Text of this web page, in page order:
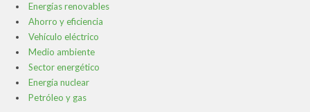
Energías renovables
Ahorro y eficiencia
Vehículo eléctrico
Medio ambiente
Sector energético
Energía nuclear
Petróleo y gas